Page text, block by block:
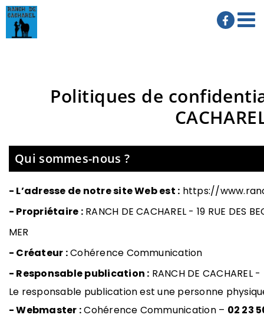
Passer
contenu
Politiques de
Qui sommes-nous ?
- L’adresse de notre site Web est : https://
- Propriétaire :RANCH DE CACHAREL - 19 RUE DES
MER
- Créateur :Cohérence Communication
- Responsable publication : RANCH DE CACHAREL -
Le responsable publication est une personne
- Webmaster :Cohérence Communication – 02 23